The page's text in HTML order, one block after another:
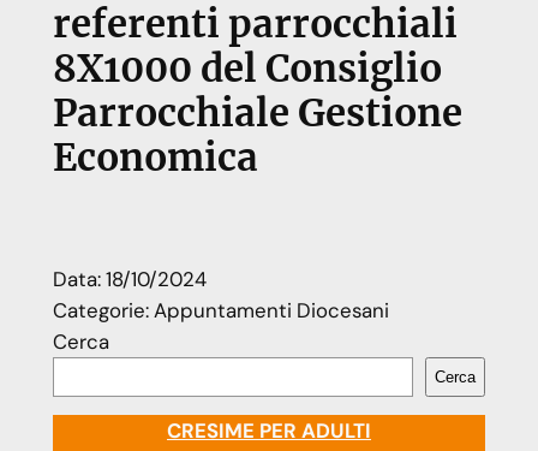
referenti parrocchiali
8X1000 del Consiglio
Parrocchiale Gestione
Economica
Data:18/10/2024
Categorie:Appuntamenti Diocesani
Cerca
Cerca
CRESIME PER ADULTI